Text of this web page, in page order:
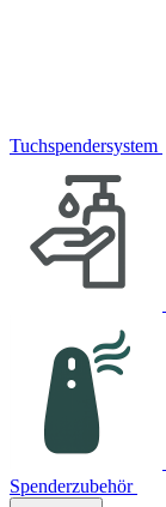
Tuchspendersystem
Spenderzubehör